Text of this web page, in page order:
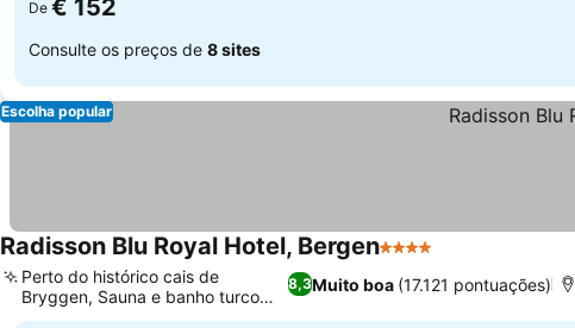
De € 152
Consulte os preços de 8 sites
Escolha popular
Radisson Blu Royal Hotel, Bergen4 Estrelas
8,3Muito boa (17.121 pontuações)
Perto do histórico cais de
Bryggen, Sauna e banho turco
relaxantes